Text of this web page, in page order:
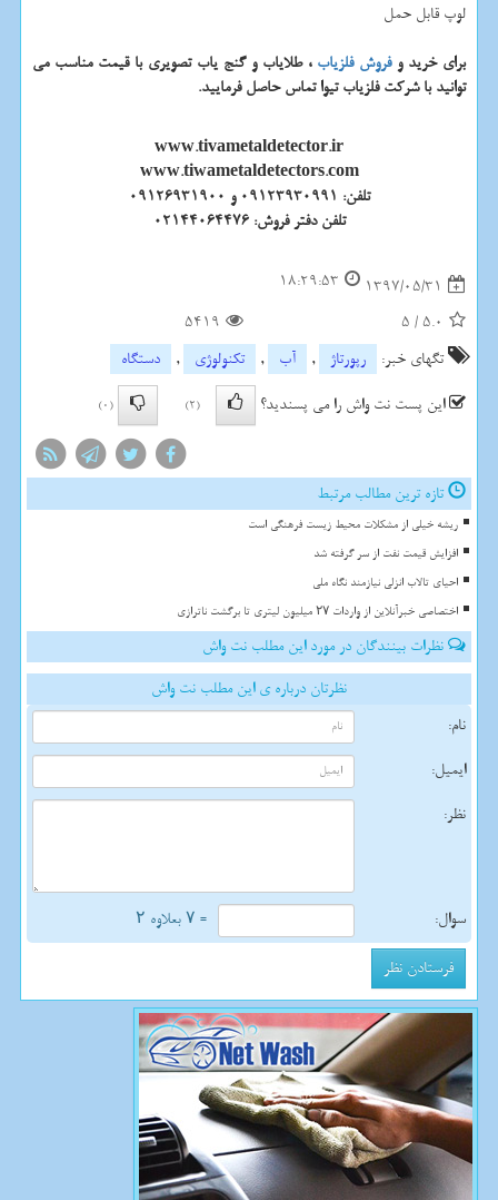
لوپ قابل حمل
برای خرید وفروش فلزیاب ، طلایاب و گنج یاب تصویری با قیمت مناسب می
توانید با شرکت فلزیاب تیوا تماس حاصل فرمایید.
www.tivametaldetector.ir
www.tiwametaldetectors.com
تلفن: 09123930991 و 09126931900
تلفن دفتر فروش: 02144064476
1397/05/31
18:29:53
5.0
/
5
5419
تگهای خبر:
رپورتاژ , آب , تكنولوژی ,
دستگاه
این پست نت واش را می پسندید؟
(2)
(0)
تازه ترین مطالب مرتبط
ریشه خیلی از مشکلات محیط زیست فرهنگی است
افزایش قیمت نفت از سر گرفته شد
احیای تالاب انزلی نیازمند نگاه ملی
اختصاصی خبرآنلاین از واردات ۲۷ میلیون لیتری تا برگشت ناترازی
نظرات بینندگان در مورد این مطلب نت واش
نظرتان درباره ی این مطلب نت واش
نام:
ایمیل:
نظر:
سوال: = ۷ بعلاوه ۲